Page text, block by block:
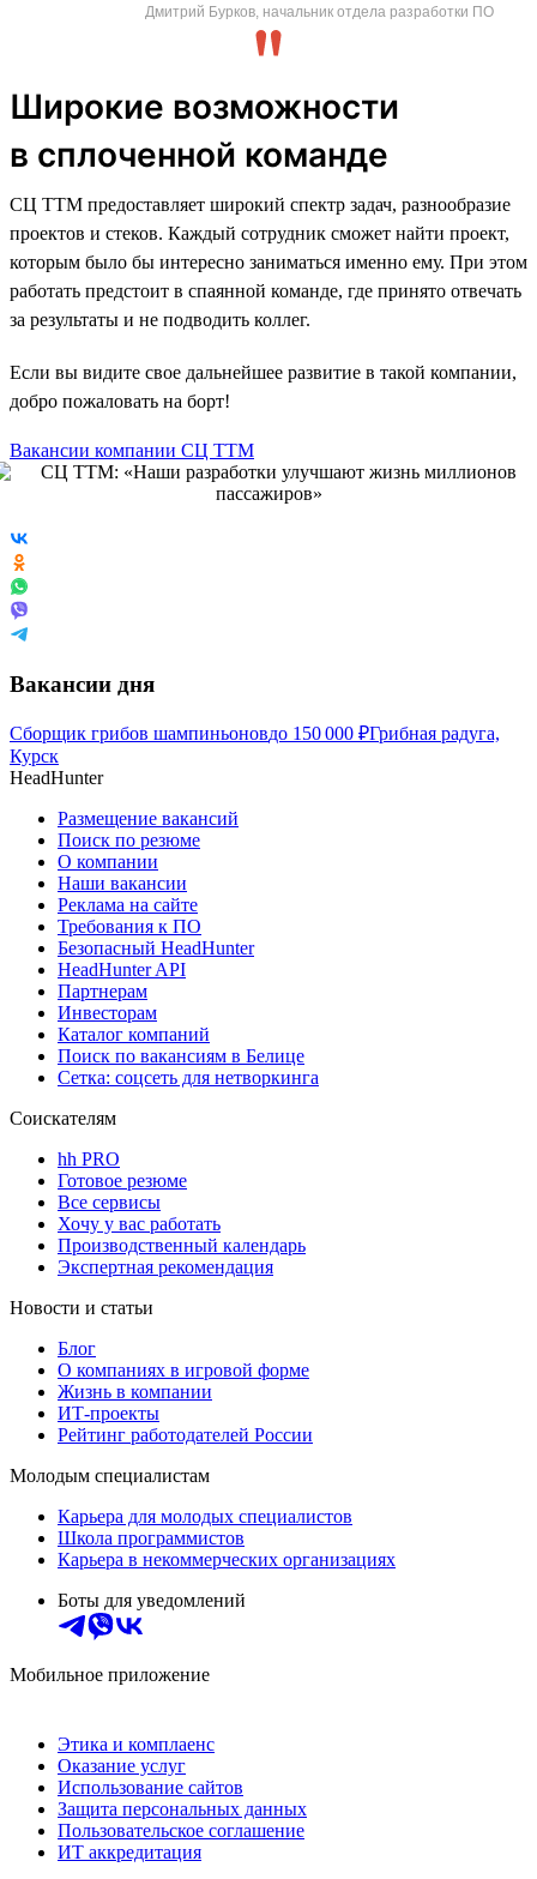
Дмитрий Бурков, начальник отдела разработки ПО
Широкие возможности
в сплоченной команде
СЦ ТТМ предоставляет широкий спектр задач, разнообразие
проектов и стеков. Каждый сотрудник сможет найти проект,
которым было бы интересно заниматься именно ему. При этом
работать предстоит в спаянной команде, где принято отвечать
за результаты и не подводить коллег.
Если вы видите свое дальнейшее развитие в такой компании,
добро пожаловать на борт!
Вакансии компании СЦ ТТМ
Вакансии дня
Сборщик грибов шампиньоновдо 150 000 ₽Грибная радуга,
Курск
HeadHunter
Размещение вакансий
Поиск по резюме
О компании
Наши вакансии
Реклама на сайте
Требования к ПО
Безопасный HeadHunter
HeadHunter API
Партнерам
Инвесторам
Каталог компаний
Поиск по вакансиям в Белице
Сетка: соцсеть для нетворкинга
Соискателям
hh PRO
Готовое резюме
Все сервисы
Хочу у вас работать
Производственный календарь
Экспертная рекомендация
Новости и статьи
Блог
О компаниях в игровой форме
Жизнь в компании
ИТ-проекты
Рейтинг работодателей России
Молодым специалистам
Карьера для молодых специалистов
Школа программистов
Карьера в некоммерческих организациях
Боты для уведомлений
Мобильное приложение
Этика и комплаенс
Оказание услуг
Использование сайтов
Защита персональных данных
Пользовательское соглашение
ИТ аккредитация